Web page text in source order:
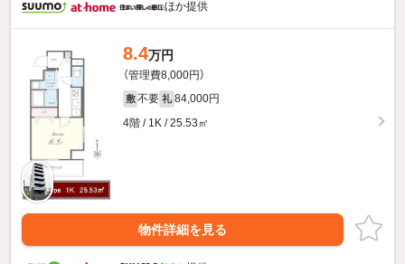
ほか提供
8.4万円
（管理費8,000円）
敷 不要 礼 84,000円
4階 / 1K / 25.53㎡
物件詳細を見る